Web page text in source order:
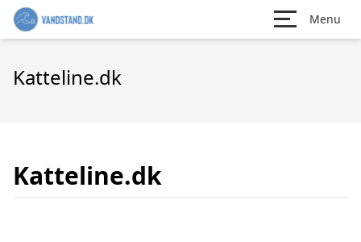
Menu
Katteline.dk
Katteline.dk